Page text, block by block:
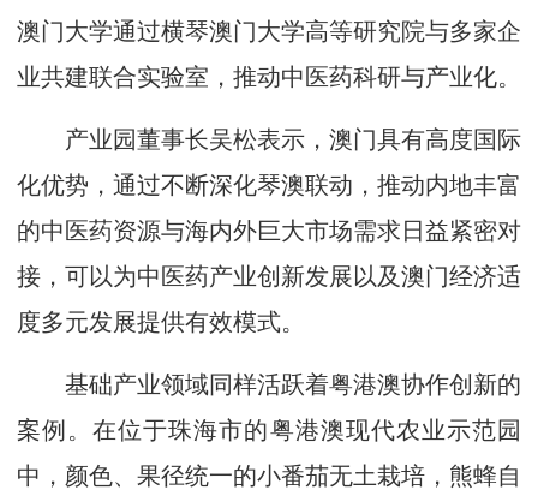
澳门大学通过横琴澳门大学高等研究院与多家企
业共建联合实验室，推动中医药科研与产业化。
产业园董事长吴松表示，澳门具有高度国际
化优势，通过不断深化琴澳联动，推动内地丰富
的中医药资源与海内外巨大市场需求日益紧密对
接，可以为中医药产业创新发展以及澳门经济适
度多元发展提供有效模式。
基础产业领域同样活跃着粤港澳协作创新的
案例。在位于珠海市的粤港澳现代农业示范园
中，颜色、果径统一的小番茄无土栽培，熊蜂自